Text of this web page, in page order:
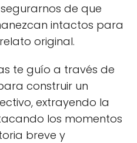
de que
intactos para
original.
te guío a través de
construir un
extrayendo la
los momentos
breve y